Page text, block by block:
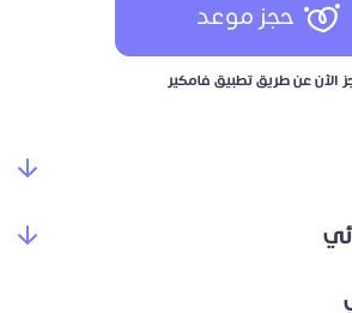
حجز موعد
الآن عن طريق تطبيق فامكير